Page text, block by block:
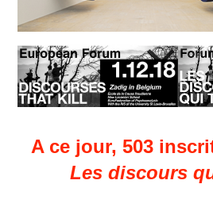
A ce jour, 503
Les discours